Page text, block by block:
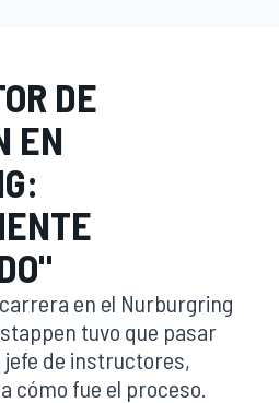
DE
EN
en el Nurburgring
tuvo que pasar
jefe de instructores,
cómo fue el proceso.